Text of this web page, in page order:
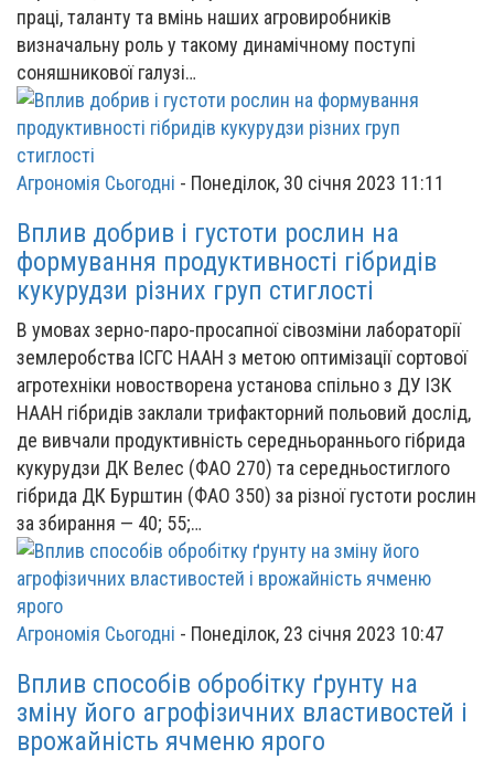
праці, таланту та вмінь наших агровиробників
визначальну роль у такому динамічному поступі
соняшникової галузі…
Агрономія Сьогодні - Понеділок, 30 січня 2023 11:11
Вплив добрив і густоти рослин на
формування продуктивності гібридів
кукурудзи різних груп стиглості
В умовах зерно-паро-просапної сівозміни лабораторії
землеробства ІСГС НААН з метою оптимізації сортової
агротехніки новостворена установа спільно з ДУ ІЗК
НААН гібридів заклали трифакторний польовий дослід,
де вивчали продуктивність середньораннього гібрида
кукурудзи ДК Велес (ФАО 270) та середньостиглого
гібрида ДК Бурштин (ФАО 350) за різної густоти рослин
за збирання — 40; 55;…
Агрономія Сьогодні - Понеділок, 23 січня 2023 10:47
Вплив способів обробітку ґрунту на
зміну його агрофізичних властивостей і
врожайність ячменю ярого